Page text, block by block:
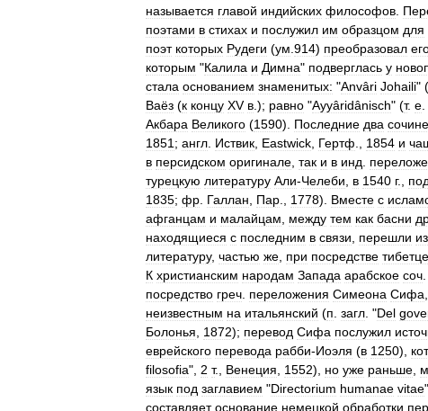
называется главой индийских философов
поэтами в стихах и послужил им образцом для
поэт которых Рудеги (ум 914) преобразовал
которым "Калила и Димна" подверглась у
стала основанием знаменитых: "Anvâri Johaili" (
Ваёз (к концу XV в .); равно "Ayyâridânisch" (т. е
Акбара Великого (1590). Последние два
1851 ; англ Иствик Eastwick Гертф 1854 и
в персидском оригинале так и в инд
турецкую литературу Али-Челеби в 1540 г., под
1835; фр Галлан Пар 1778). Вместе с
афганцам и малайцам между тем как басни
находящиеся с последним в связи перешли из
литературу, частью же при посредстве
К христианским народам Запада арабское соч
посредство греч переложения Симеона Сифа
неизвестным на итальянский (п загл . "Del
Болонья
1872); перевод Сифа послужил
еврейского перевода рабби-Иоэля (в 1250),
filosofia", 2 т., Венеция 1552), но уже раньше
язык под заглавием "Directorium humanae vitae
составляет основание немецкой обработки